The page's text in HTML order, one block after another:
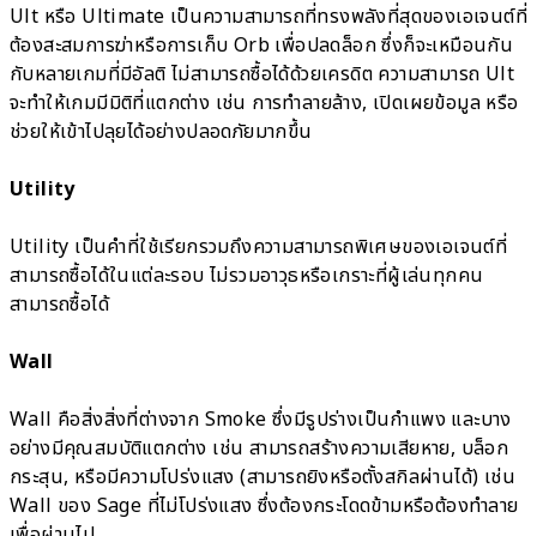
Ult หรือ Ultimate เป็นความสามารถที่ทรงพลังที่สุดของเอเจนต์ที่
ต้องสะสมการฆ่าหรือการเก็บ Orb เพื่อปลดล็อก ซึ่งก็จะเหมือนกัน
กับหลายเกมที่มีอัลติ ไม่สามารถซื้อได้ด้วยเครดิต ความสามารถ Ult
จะทำให้เกมมีมิติที่แตกต่าง เช่น การทำลายล้าง, เปิดเผยข้อมูล หรือ
ช่วยให้เข้าไปลุยได้อย่างปลอดภัยมากขึ้น
Utility
Utility เป็นคำที่ใช้เรียกรวมถึงความสามารถพิเศษของเอเจนต์ที่
สามารถซื้อได้ในแต่ละรอบ ไม่รวมอาวุธหรือเกราะที่ผู้เล่นทุกคน
สามารถซื้อได้
Wall
Wall คือสิ่งสิ่งที่ต่างจาก Smoke ซึ่งมีรูปร่างเป็นกำแพง และบาง
อย่างมีคุณสมบัติแตกต่าง เช่น สามารถสร้างความเสียหาย, บล็อก
กระสุน, หรือมีความโปร่งแสง (สามารถยิงหรือตั้งสกิลผ่านได้) เช่น
Wall ของ Sage ที่ไม่โปร่งแสง ซึ่งต้องกระโดดข้ามหรือต้องทำลาย